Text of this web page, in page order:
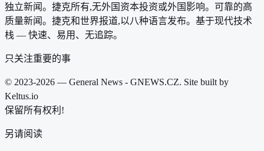
独立新闻。捷克所有,无外国资本投资或外国影响。可靠的高
质量新闻。捷克和世界报道,以八种语言发布。基于现代技术
栈 — 快速、易用、无追踪。
只关注重要的事
© 2023-2026 — General News - GNEWS.CZ. Site built by
Keltus.io
保留所有权利!
另请阅读